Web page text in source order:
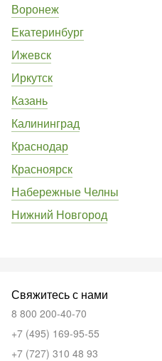
Воронеж
Екатеринбург
Ижевск
Иркутск
Казань
Калининград
Краснодар
Красноярск
Набережные Челны
Нижний Новгород
Свяжитесь с нами
8 800 200-40-70
+7 (495) 169-95-55
+7 (727) 310 48 93